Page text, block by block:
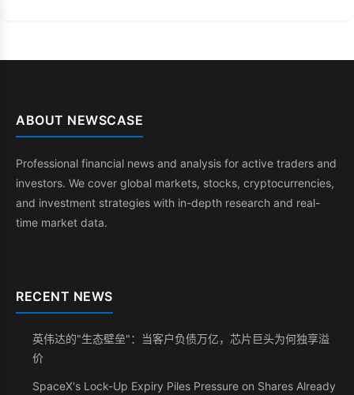
ABOUT NEWSCASE
Professional financial news and analysis for active traders and
investors. We cover global markets, stocks, cryptocurrencies,
and investment strategies with in-depth research and real-
time market data.
RECENT NEWS
英伟达的"生态壁垒"：当客户负债万亿，芯片巨头为何独享溢
价
SpaceX's Lock-Up Expiry Piles Pressure on Shares Already